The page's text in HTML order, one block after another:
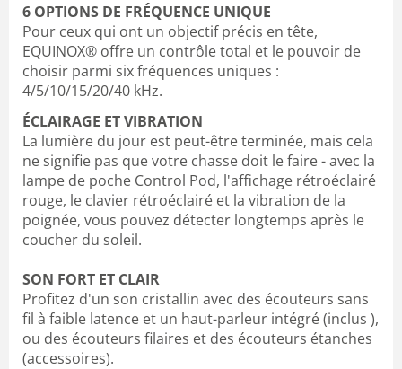
6 OPTIONS DE FRÉQUENCE UNIQUE
Pour ceux qui ont un objectif précis en tête,
EQUINOX® offre un contrôle total et le pouvoir de
choisir parmi six fréquences uniques :
4/5/10/15/20/40 kHz.
ÉCLAIRAGE ET VIBRATION
La lumière du jour est peut-être terminée, mais cela
ne signifie pas que votre chasse doit le faire - avec la
lampe de poche Control Pod, l'affichage rétroéclairé
rouge, le clavier rétroéclairé et la vibration de la
poignée, vous pouvez détecter longtemps après le
coucher du soleil.
SON FORT ET CLAIR
Profitez d'un son cristallin avec des écouteurs sans
fil à faible latence et un haut-parleur intégré (inclus ),
ou des écouteurs filaires et des écouteurs étanches
(accessoires).